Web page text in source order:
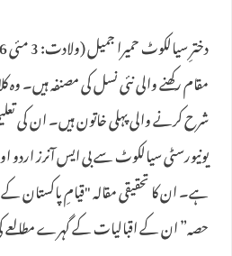
مقام رکھنے والی نئی نسل کی مصنفہ ہیں۔
شرح کرنے والی پہلی خاتون ہیں۔ ان کی
یونیورسٹی سیالکوٹ سے بی ایس آنرز
ہے۔ ان کا تحقیقی مقالہ "قیامِ پاکستان کے
حصہ” ان کے اقبالیات کے گہرے مطالعے